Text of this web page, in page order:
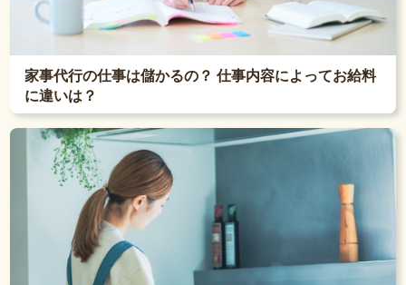
家事代行の仕事は儲かるの？ 仕事内容によってお給料
に違いは？